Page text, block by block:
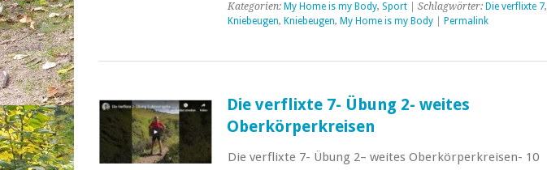
Kategorien: My Home is my Body, Sport| Schlagwörter: Die verflixte 7,
Kniebeugen, Kniebeugen, My Home is my Body| Permalink
Die verflixte 7- Übung 2- weites
Oberkörperkreisen
Die verflixte 7- Übung 2– weites Oberkörperkreisen- 10